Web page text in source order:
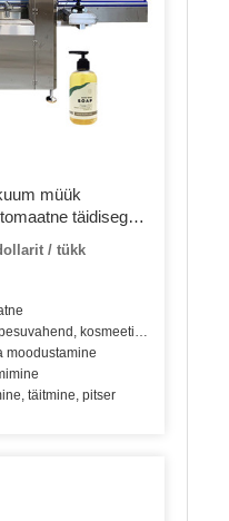
müük
täidisega
/ tükk
kosmeetika, joogid,
moodustamine
täitmine, pitser